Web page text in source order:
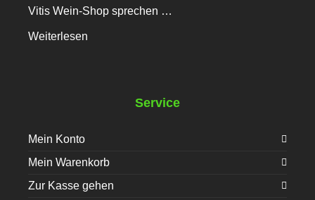
Vitis Wein-Shop sprechen …
Weiterlesen
Service
Mein Konto
Mein Warenkorb
Zur Kasse gehen